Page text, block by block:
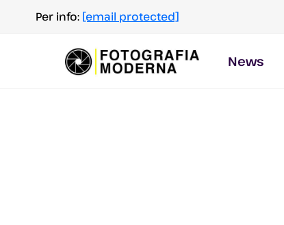
contenuto
Per info: [email protected]
News